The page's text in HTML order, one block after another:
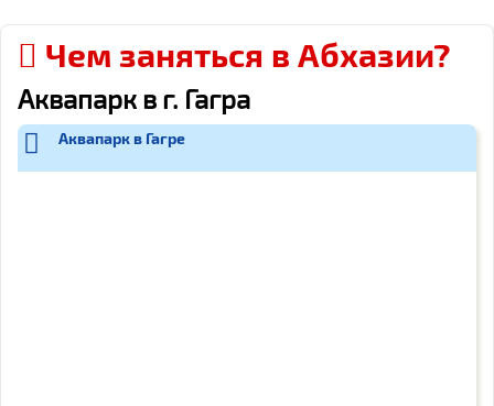
Чем заняться в Абхазии?
Аквапарк в г. Гагра
Аквапарк в Гагре